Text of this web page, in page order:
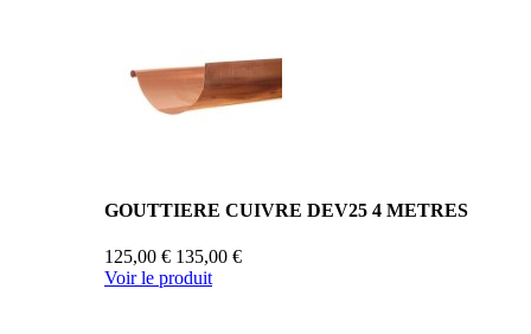
GOUTTIERE CUIVRE DEV25 4 METRES
125,00 € 135,00 €
Voir le produit